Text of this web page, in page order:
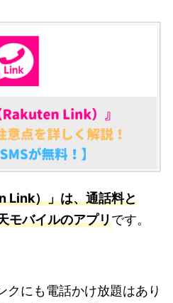
Link）」は、通話料と
モバイルのアプリです。
クにも電話かけ放題はあり